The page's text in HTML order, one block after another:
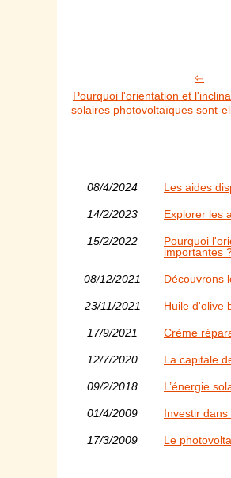
Pourquoi l'orientation et
solaires photovoltaïques sont-
08/4/2024 Les aides
14/2/2023 Explorer les
15/2/2022
Pourquoi
importantes
08/12/2021 Découvrons
23/11/2021 Huile d'olive
17/9/2021 Crème
12/7/2020 La capitale
09/2/2018 L’énergie
01/4/2009 Investir
17/3/2009 Le